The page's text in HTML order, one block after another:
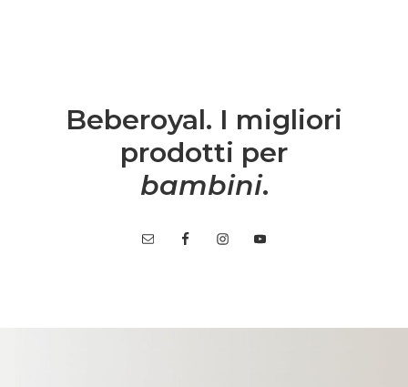
Beberoyal. I migliori
prodotti per
bambini.